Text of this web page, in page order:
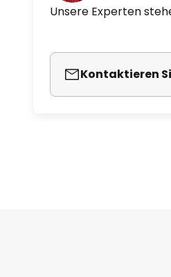
Unsere Experten
Kontaktieren